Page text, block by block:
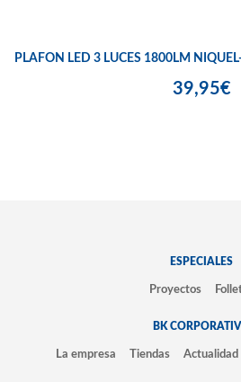
PLAFON LED 3 LUCES 1800LM
39,95€
ESPECIALES
Proyectos
BK
La empresa Tiendas Actualidad